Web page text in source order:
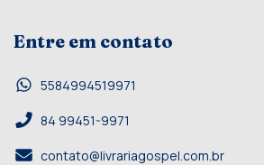
Entre em contato
5584994519971
84 99451-9971
contato@livrariagospel.com.br